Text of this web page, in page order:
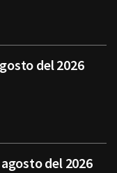
del 2026
del 2026